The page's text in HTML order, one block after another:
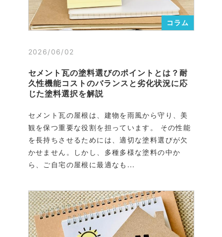
コラム
2026/06/02
セメント瓦の塗料選びのポイントとは？耐
久性機能コストのバランスと劣化状況に応
じた塗料選択を解説
セメント瓦の屋根は、建物を雨風から守り、美
観を保つ重要な役割を担っています。 その性能
を長持ちさせるためには、適切な塗料選びが欠
かせません。しかし、多種多様な塗料の中か
ら、ご自宅の屋根に最適なも...